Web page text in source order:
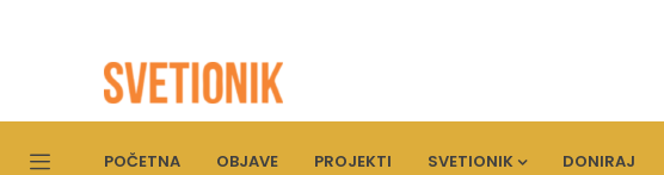
POČETNA OBJAVE PROJEKTI SVETIONIK DONIRAJ